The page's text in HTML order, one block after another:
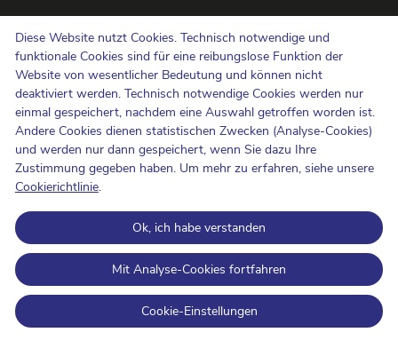
Diese Website nutzt Cookies. Technisch notwendige und
funktionale Cookies sind für eine reibungslose Funktion der
Website von wesentlicher Bedeutung und können nicht
deaktiviert werden. Technisch notwendige Cookies werden nur
einmal gespeichert, nachdem eine Auswahl getroffen worden ist.
Andere Cookies dienen statistischen Zwecken (Analyse-Cookies)
und werden nur dann gespeichert, wenn Sie dazu Ihre
Zustimmung gegeben haben. Um mehr zu erfahren, siehe unsere
Cookierichtlinie.
Ok, ich habe verstanden
Mit Analyse-Cookies fortfahren
Cookie-Einstellungen
Uns kontaktieren
Hinweisgebermeldungen
Newsletter
Barrierefreiheit
Presse
Cookie-Politik
Schutz der Privatsphäre
Nutzungsbedingungen und Urheberrechte
Informationskategorisierung
Open Data